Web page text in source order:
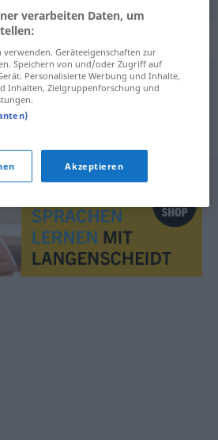
für "borga"
verarbeiten Daten, um
verwenden. Geräteeigenschaften zur
Speichern von und/oder Zugriff auf
Personalisierte Werbung und Inhalte,
Inhalten, Zielgruppenforschung und
Akzeptieren